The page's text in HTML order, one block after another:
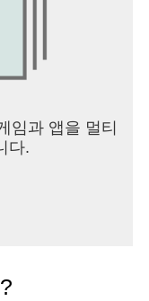
임과 앱을 멀티
다.